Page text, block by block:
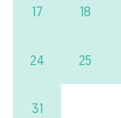
17 18
24 25
31